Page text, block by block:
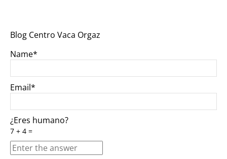
Blog Centro Vaca Orgaz
Name*
Email*
¿Eres humano?
7 + 4 =